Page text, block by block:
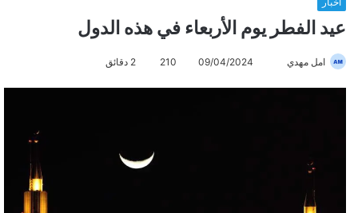
عيد الفطر يوم الأربعاء في هذه الدول
امل مهدي 09/04/2024
210